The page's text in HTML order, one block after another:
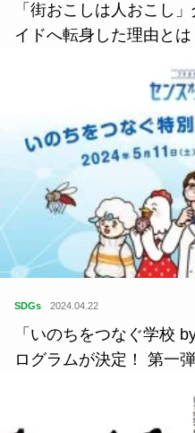
「街おこしは人おこし
イドへ転身した理由とは
SDGs 2024.04.22
「いのちをつなぐ学校
ログラムが決定！ 第一